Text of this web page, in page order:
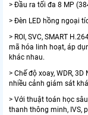
> Đầu ra tối đa 8 MP
> Đèn LED hồng ngoại
> ROI, SVC, SMART
mã hóa linh hoạt, áp
khác nhau.
> Chế độ xoay, WDR,
nhiều cảnh giám sát
> Với thuật toán học
thanh thông minh, IVS,